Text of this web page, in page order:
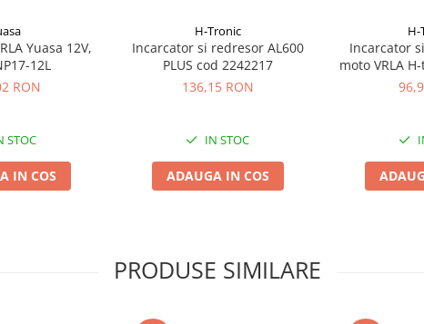
Yuasa 12V,
12L
RON
STOC
IN COS
H-Tronic
Incarcator si redresor AL600
PLUS cod 2242217
136,15 RON
IN STOC
ADAUGA IN COS
H-
Incarcator
moto VRLA
PRODUSE SIMILARE